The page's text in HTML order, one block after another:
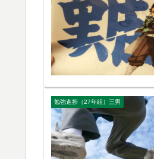
勉強進捗（27年組）三男